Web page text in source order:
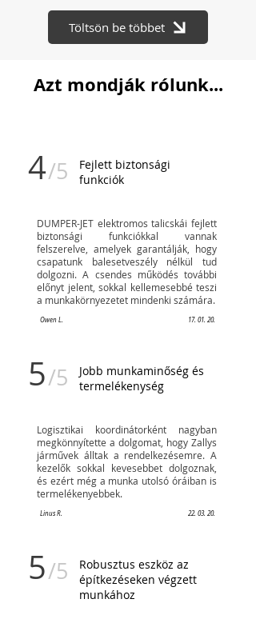
Töltsön be többet
Azt mondják rólunk...
Fejlett biztonsági
funkciók
/5
4
DUMPER-JET elektromos talicskái fejlett
biztonsági funkciókkal vannak
felszerelve, amelyek garantálják, hogy
csapatunk balesetveszély nélkül tud
dolgozni. A csendes működés további
előnyt jelent, sokkal kellemesebbé teszi
a munkakörnyezetet mindenki számára.
Owen L. 17. 01. 20.
Jobb munkaminőség és
termelékenység
/5
5
Logisztikai koordinátorként nagyban
megkönnyítette a dolgomat, hogy Zallys
járművek álltak a rendelkezésemre. A
kezelők sokkal kevesebbet dolgoznak,
és ezért még a munka utolsó óráiban is
termelékenyebbek.
Linus R. 22. 03. 20.
Robusztus eszköz az
építkezéseken végzett
munkához
/5
5